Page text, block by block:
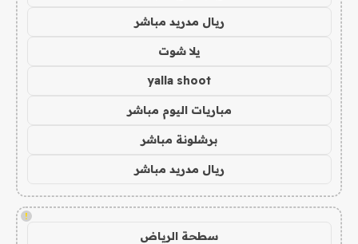
ريال مدريد مباشر
يلا شوت
yalla shoot
مباريات اليوم مباشر
برشلونة مباشر
ريال مدريد مباشر
!
سطحة الرياض